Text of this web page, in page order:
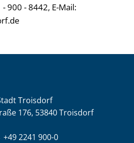
900 - 8442, E-Mail:
Troisdorf
176, 53840 Troisdorf
+49 2241 900-0